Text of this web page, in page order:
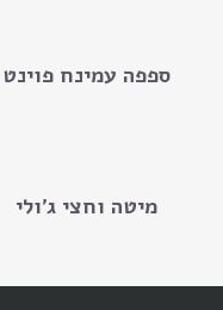
ספפה עמינח פוינט
מיטה וחצי ג'ולי